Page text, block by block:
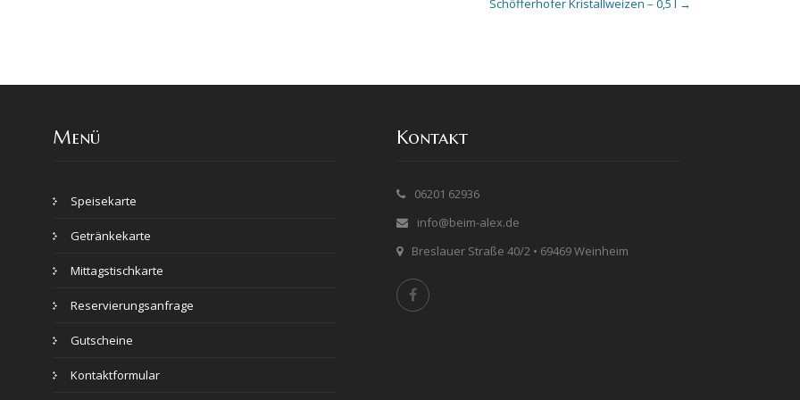
Schöfferhofer Kristallweizen – 0,5 l →
Menü
Speisekarte
Getränkekarte
Mittagstischkarte
Reservierungsanfrage
Gutscheine
Kontaktformular
Kontakt
06201 62936
info@beim-alex.de
Breslauer Straße 40/2 • 69469 Weinheim